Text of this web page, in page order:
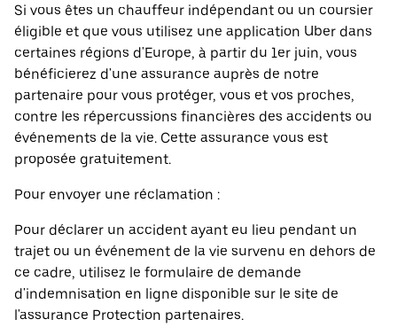
Si vous êtes un chauffeur indépendant ou un coursier
éligible et que vous utilisez une application Uber dans
certaines régions d'Europe, à partir du 1er juin, vous
bénéficierez d'une assurance auprès de notre
partenaire pour vous protéger, vous et vos proches,
contre les répercussions financières des accidents ou
événements de la vie. Cette assurance vous est
proposée gratuitement.
Pour envoyer une réclamation :
Pour déclarer un accident ayant eu lieu pendant un
trajet ou un événement de la vie survenu en dehors de
ce cadre, utilisez le formulaire de demande
d'indemnisation en ligne disponible sur le site de
l'assurance Protection partenaires.